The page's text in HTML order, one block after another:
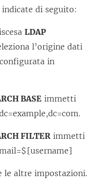
di seguito:
LDAP
l’origine dati
in
BASE immetti
FILTER immetti
le altre impostazioni.